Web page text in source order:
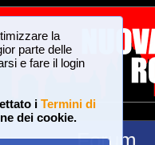
la
parte delle
e fare il login
i Termini di
dei cookie.
Forum